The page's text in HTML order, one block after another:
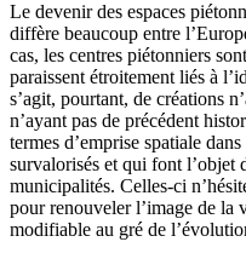
Le devenir des espaces
diffère beaucoup entre
cas, les centres piétonniers
paraissent étroitement liés à
s’agit, pourtant, de créations
n’ayant pas de précédent
termes d’emprise spatiale
survalorisés et qui font l’objet
municipalités. Celles-ci
pour renouveler l’image de la
modifiable au gré de